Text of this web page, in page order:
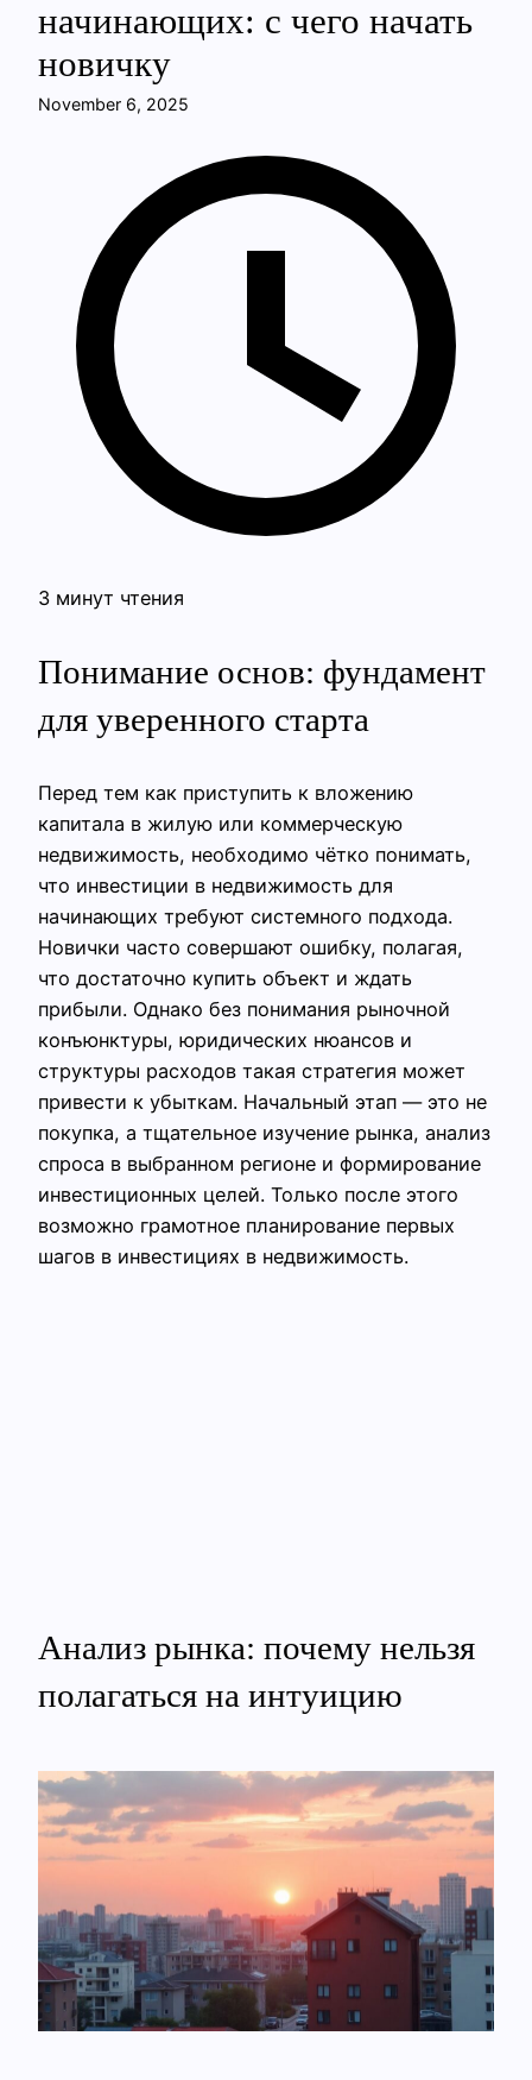
начинающих: с чего начать
новичку
November 6, 2025
3 минут чтения
Понимание основ: фундамент
для уверенного старта
Перед тем как приступить к вложению
капитала в жилую или коммерческую
недвижимость, необходимо чётко понимать,
что инвестиции в недвижимость для
начинающих требуют системного подхода.
Новички часто совершают ошибку, полагая,
что достаточно купить объект и ждать
прибыли. Однако без понимания рыночной
конъюнктуры, юридических нюансов и
структуры расходов такая стратегия может
привести к убыткам. Начальный этап — это не
покупка, а тщательное изучение рынка, анализ
спроса в выбранном регионе и формирование
инвестиционных целей. Только после этого
возможно грамотное планирование первых
шагов в инвестициях в недвижимость.
Анализ рынка: почему нельзя
полагаться на интуицию